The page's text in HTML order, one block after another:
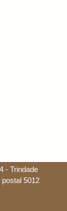
- Trindade
5012